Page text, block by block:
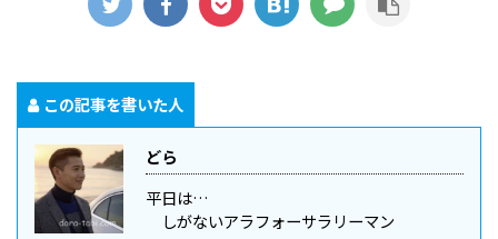
この記事を書いた人
どら
平日は…
しがないアラフォーサラリーマン